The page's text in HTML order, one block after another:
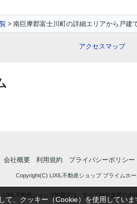
南巨摩郡富士川町の詳細エリアから戸建
アクセスマップ
会社概要 利用規約 プライバシーポリシー
Copyright(C) LIXIL不動産ショップ プライムホー
LIXIL不動産ショップ加盟店は、すべて独立自営の会
、クッキー（Cookie）を使用していま